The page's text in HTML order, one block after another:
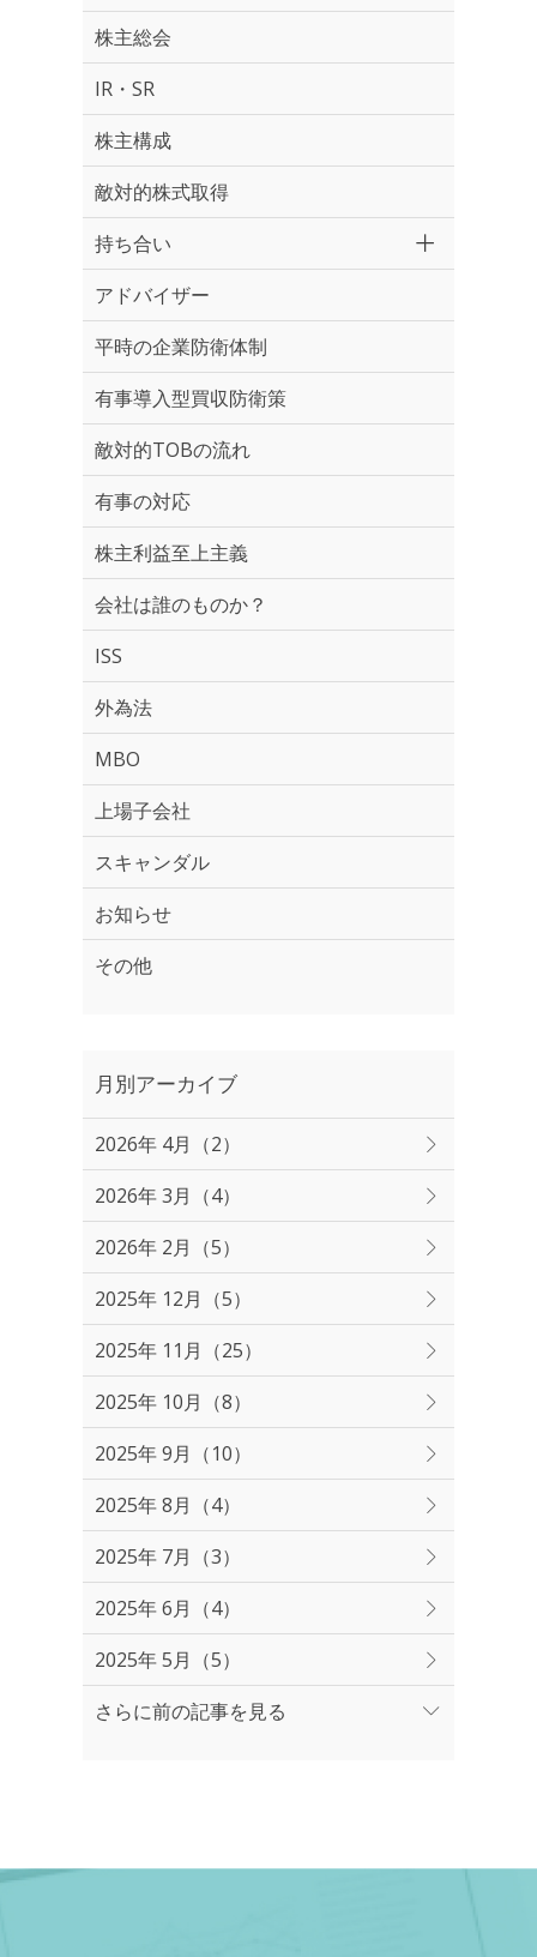
株主総会
IR・SR
株主構成
敵対的株式取得
持ち合い
アドバイザー
平時の企業防衛体制
有事導入型買収防衛策
敵対的TOBの流れ
有事の対応
株主利益至上主義
会社は誰のものか？
ISS
外為法
MBO
上場子会社
スキャンダル
お知らせ
その他
月別アーカイブ
2026年 4月（2）
2026年 3月（4）
2026年 2月（5）
2025年 12月（5）
2025年 11月（25）
2025年 10月（8）
2025年 9月（10）
2025年 8月（4）
2025年 7月（3）
2025年 6月（4）
2025年 5月（5）
さらに前の記事を見る